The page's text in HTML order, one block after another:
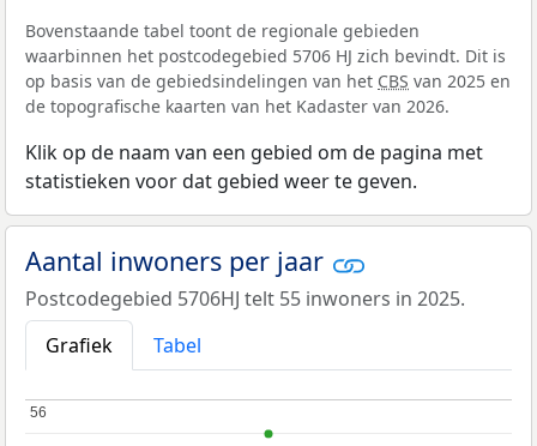
Bovenstaande tabel toont de regionale gebieden
waarbinnen het postcodegebied 5706 HJ zich bevindt. Dit is
op basis van de gebiedsindelingen van het CBS van 2025 en
de topografische kaarten van het Kadaster van 2026.
Klik op de naam van een gebied om de pagina met
statistieken voor dat gebied weer te geven.
Aantal inwoners per jaar
Postcodegebied 5706HJ telt 55 inwoners in 2025.
Grafiek
Tabel
56
56